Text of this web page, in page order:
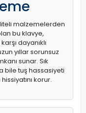
malzemelerden
bu klavye,
dayanıklı
yıllar sorunsuz
sunar. Sık
bile tuş hassasiyeti
korur.